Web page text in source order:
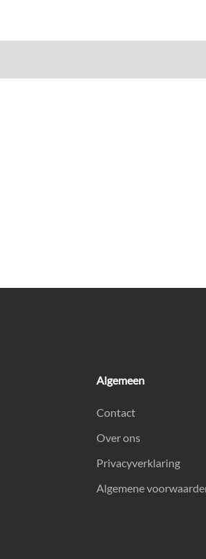
Algemeen
Contact
Over ons
Privacyverklaring
Algemene